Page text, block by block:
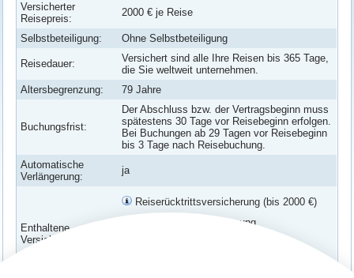
Versicherter
Reisepreis:
2000 € je Reise
Selbstbeteiligung: Ohne Selbstbeteiligung
Reisedauer:
Versichert sind alle Ihre Reisen bis 365 Tage,
die Sie weltweit unternehmen.
Altersbegrenzung:
79 Jahre
Buchungsfrist:
Der Abschluss bzw. der Vertragsbeginn muss
spätestens 30 Tage vor Reisebeginn erfolgen.
Bei Buchungen ab 29 Tagen vor Reisebeginn
bis 3 Tage nach Reisebuchung.
Automatische
Verlängerung:
ja
Enthaltene
Versicherungen:
Reiserücktrittsversicherung (bis 2000 €)
Reiseabbruchversicherung